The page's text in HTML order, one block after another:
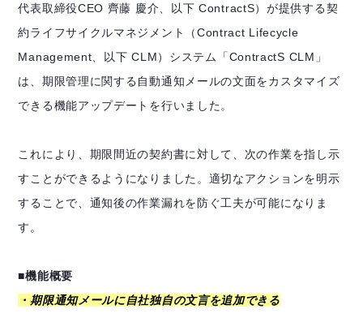
代表取締役CEO 齊藤 慶介、以下 ContractS）が提供する契
約ライフサイクルマネジメント（Contract Lifecycle
Management、以下 CLM）システム「ContractS CLM」
は、期限管理に関する自動通知メールの文面をカスタマイズ
できる機能アップデートを行いました。
これにより、期限間近の契約書に対して、次の作業を指し示
すことができるようになりました。適切なアクションを明示
することで、通知後の作業漏れを防ぐ工夫が可能になりま
す。
■機能概要
・期限通知メールに自社独自の文言を追加できる